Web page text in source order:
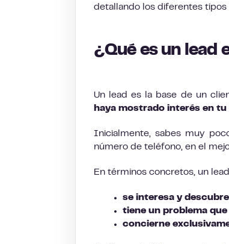
detallando los diferentes tipos
¿Qué es un lead
Un lead es la base de un
haya mostrado interés en
Inicialmente, sabes muy
número de teléfono, en el
En términos concretos, un
se interesa y
tiene un problema
concierne